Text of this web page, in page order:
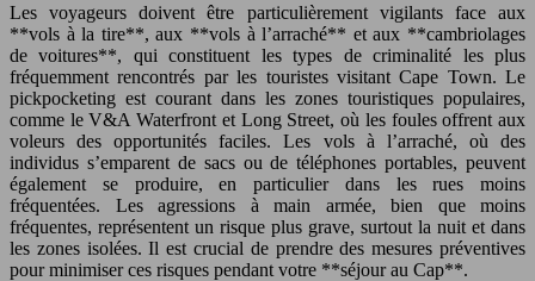
Les voyageurs doivent être particulièrement vigilants face aux
**vols à la tire**, aux **vols à l’arraché** et aux **cambriolages
de voitures**, qui constituent les types de criminalité les plus
fréquemment rencontrés par les touristes visitant Cape Town. Le
pickpocketing est courant dans les zones touristiques populaires,
comme le V&A Waterfront et Long Street, où les foules offrent aux
voleurs des opportunités faciles. Les vols à l’arraché, où des
individus s’emparent de sacs ou de téléphones portables, peuvent
également se produire, en particulier dans les rues moins
fréquentées. Les agressions à main armée, bien que moins
fréquentes, représentent un risque plus grave, surtout la nuit et dans
les zones isolées. Il est crucial de prendre des mesures préventives
pour minimiser ces risques pendant votre **séjour au Cap**.